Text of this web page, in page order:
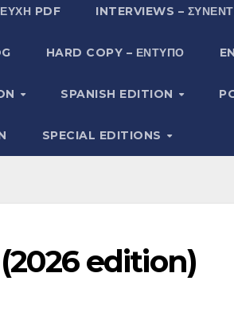
PDF INTERVIEWS –
HARD COPY – ΈΝΤΥΠΟ
SPANISH EDITION
SPECIAL EDITIONS
edition)